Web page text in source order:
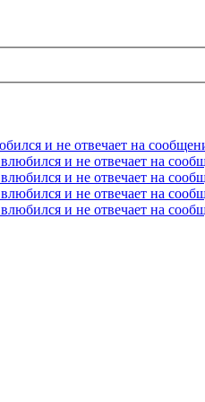
и не отвечает на
и не отвечает на
и не отвечает на
и не отвечает на
и не отвечает на